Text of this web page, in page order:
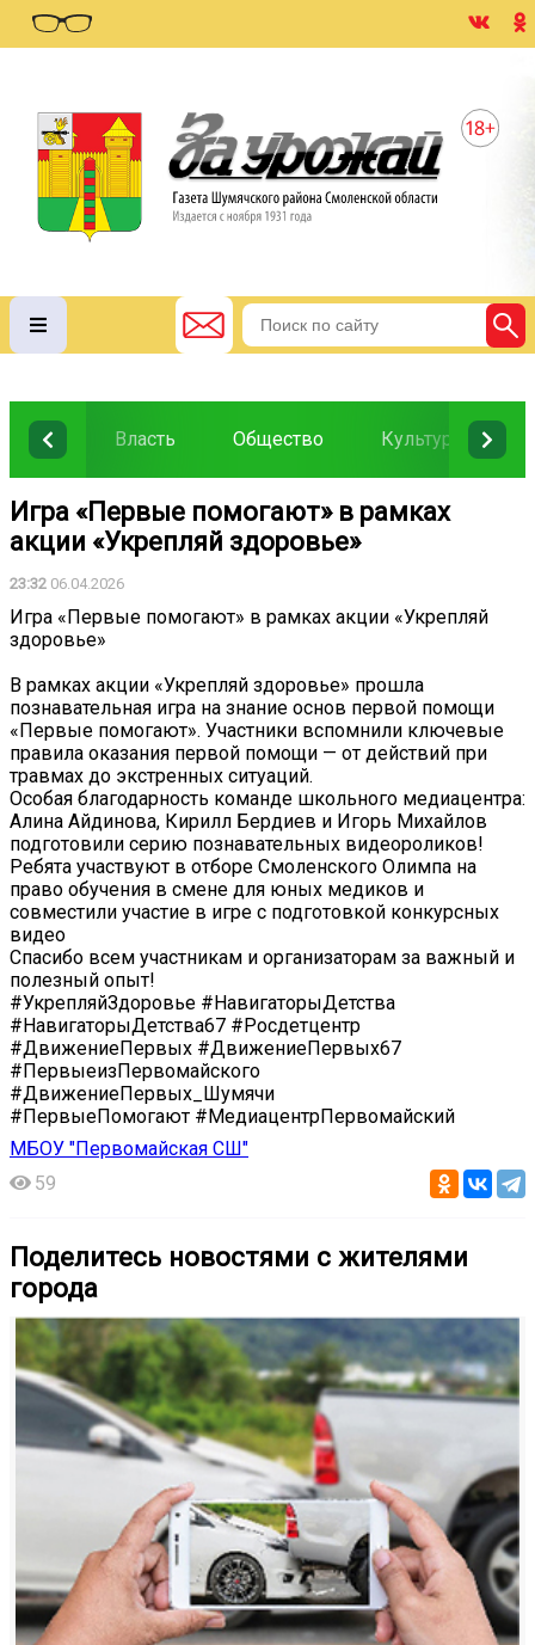
Власть Общество Культура
Игра «Первые помогают» в рамках
акции «Укрепляй здоровье»
23:32 06.04.2026
Игра «Первые помогают» в рамках акции «Укрепляй
здоровье»
В рамках акции «Укрепляй здоровье» прошла
познавательная игра на знание основ первой помощи
«Первые помогают». Участники вспомнили ключевые
правила оказания первой помощи — от действий при
травмах до экстренных ситуаций.
Особая благодарность команде школьного медиацентра:
Алина Айдинова, Кирилл Бердиев и Игорь Михайлов
подготовили серию познавательных видеороликов!
Ребята участвуют в отборе Смоленского Олимпа на
право обучения в смене для юных медиков и
совместили участие в игре с подготовкой конкурсных
видео
Спасибо всем участникам и организаторам за важный и
полезный опыт!
#УкрепляйЗдоровье #НавигаторыДетства
#НавигаторыДетства67 #Росдетцентр
#ДвижениеПервых #ДвижениеПервых67
#ПервыеизПервомайского
#ДвижениеПервых_Шумячи
#ПервыеПомогают #МедиацентрПервомайский
МБОУ "Первомайская СШ"
59
Поделитесь новостями с жителями
города